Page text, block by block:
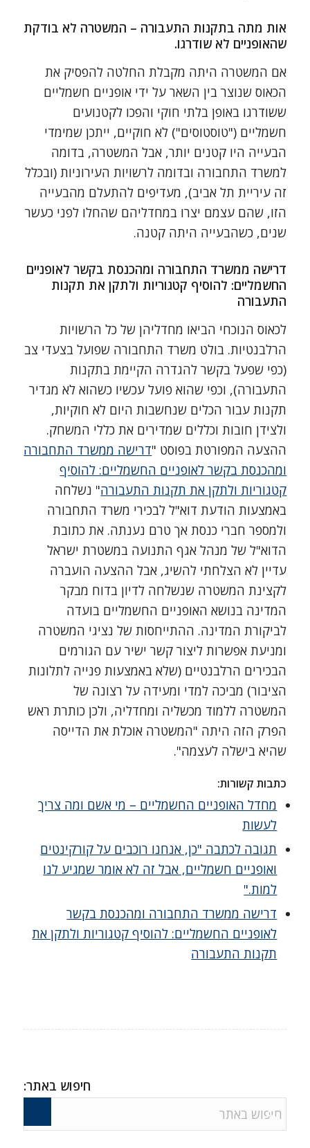
אות מתה בתקנות התעבורה – המשטרה לא בודקת
שהאופניים לא שודרגו.
אם המשטרה היתה מקבלת החלטה להפסיק את
הכאוס שנוצר בין השאר על ידי אופניים חשמליים
ששודרגו באופן בלתי חוקי והפכו לקטנועים
חשמליים ("טוסטוסים") לא חוקיים, ייתכן שמימדי
הבעייה היו קטנים יותר, אבל המשטרה, בדומה
למשרד התחבורה ובדומה לרשויות העירוניות (ובכלל
זה עיריית תל אביב), מעדיפים להתעלם מהבעייה
הזו, שהם עצמם יצרו במחדליהם שהחלו לפני כעשר
שנים, כשהבעייה היתה קטנה.
דרישה ממשרד התחבורה ומהכנסת בקשר לאופניים
החשמליים: להוסיף קטגוריות ולתקן את תקנות
התעבורה
לכאוס הנוכחי הביאו מחדליהן של כל הרשויות
הרלבנטיות. בולט משרד התחבורה שפועל בצעדי צב
(כפי שפעל בקשר להגדרה הקיימת בתקנות
התעבורה), וכפי שהוא פועל עכשיו כשהוא לא מגדיר
תקנות עבור הכלים שנחשבות היום לא חוקיות,
ולצידן חובות וכללים שמדירים את כללי המשחק.
ההצעה המפורטת בפוסט "דרישה ממשרד התחבורה
ומהכנסת בקשר לאופניים החשמליים: להוסיף
קטגוריות ולתקן את תקנות התעבורה" נשלחה
באמצעות הודעת דוא"ל לבכירי משרד התחבורה
ולמספר חברי כנסת אך טרם נענתה. את כתובת
הדוא"ל של מנהל אגף התנועה במשטרת ישראל
עדיין לא הצלחתי להשיג, אבל ההצעה הועברה
לקצינת המשטרה שנשלחה לדיון בדוח מבקר
המדינה בנושא האופניים החשמליים בועדה
לביקורת המדינה. ההתייחסות של נציגי המשטרה
ומניעת אפשרות ליצור קשר ישיר עם הגורמים
הבכירים הרלבנטיים (שלא באמצעות פנייה לתלונות
הציבור) מביכה למדי ומעידה על רצונה של
המשטרה ללמוד מכשליה ומחדליה, ולכן כותרת ראש
הפרק הזה היתה "המשטרה אוכלת את הדייסה
שהיא בישלה לעצמה".
כתבות קשורות:
מחדל האופניים החשמליים – מי אשם ומה צריך
לעשות
תגובה לכתבה "כן, אנחנו רוכבים על קורקינטים
ואופניים חשמליים, אבל זה לא אומר שמגיע לנו
למות."
דרישה ממשרד התחבורה ומהכנסת בקשר
לאופניים החשמליים: להוסיף קטגוריות ולתקן את
תקנות התעבורה
חיפוש באתר: